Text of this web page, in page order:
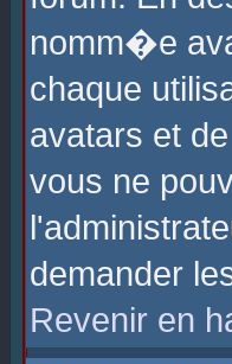
nomm�e
chaque
avatars et
vous ne
demander
Revenir en